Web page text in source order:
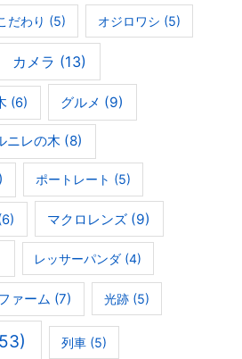
だわり (5) オジロワシ (5)
カメラ (13)
(6) グルメ (9)
ニレの木 (8)
ポートレート (5)
マクロレンズ (9)
レッサーパンダ (4)
ァーム (7) 光跡(5)
列車(5)